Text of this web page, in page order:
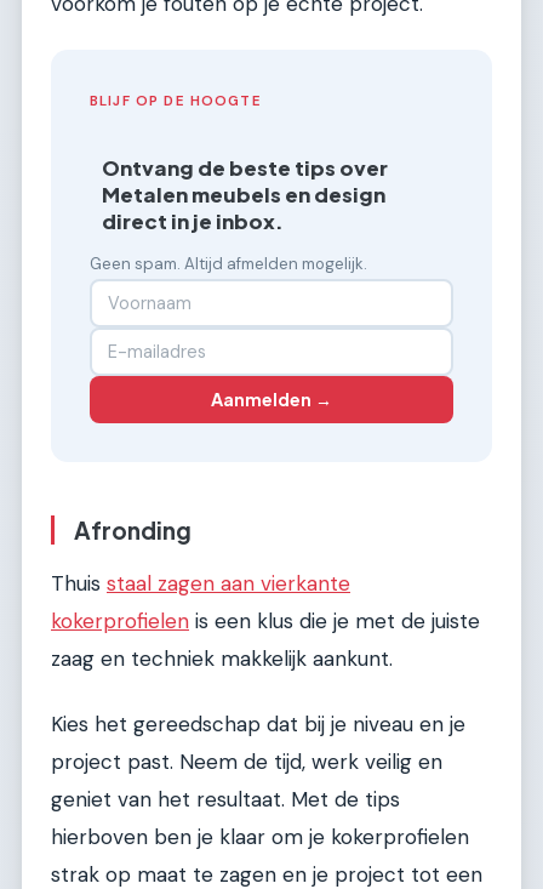
BLIJF OP DE HOOGTE
Ontvang de beste tips over
Metalen meubels en design
direct in je inbox.
Geen spam. Altijd afmelden mogelijk.
Aanmelden →
Afronding
Thuis staal zagen aan vierkante
kokerprofielen is een klus die je met de juiste
zaag en techniek makkelijk aankunt.
Kies het gereedschap dat bij je niveau en je
project past. Neem de tijd, werk veilig en
geniet van het resultaat. Met de tips
hierboven ben je klaar om je kokerprofielen
strak op maat te zagen en je project tot een